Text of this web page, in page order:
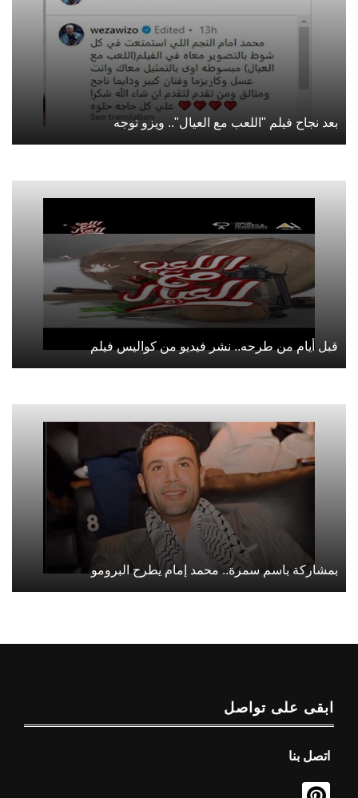
بعد نجاح فيلم "اللعب مع العيال".. ويزو توجه
قبل أيام من طرحه.. نشر فيديو من كواليس فيلم
بمشاركة باسم سمرة.. محمد إمام يطرح البرومو
ابقى على تواصل
اتصل بنا